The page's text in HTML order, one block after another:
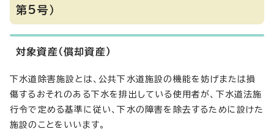
第5号）
対象資産（償却資産）
下水道除害施設とは、公共下水道施設の機能を妨げまたは損
傷するおそれのある下水を排出している使用者が、下水道法施
行令で定める基準に従い、下水の障害を除去するために設けた
施設のことをいいます。